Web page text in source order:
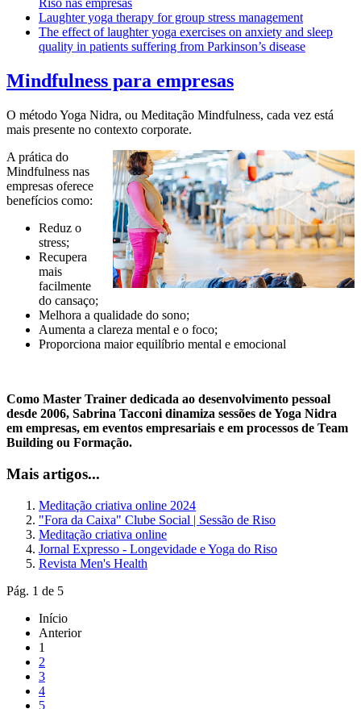
Riso nas empresas
Laughter yoga therapy for group stress management
The effect of laughter yoga exercises on anxiety and sleep
quality in patients suffering from Parkinson’s disease
Mindfulness para empresas
O método Yoga Nidra, ou Meditação Mindfulness, cada vez está
mais presente no contexto corporate.
A prática do
Mindfulness nas
empresas oferece
benefícios como:
Reduz o
stress;
Recupera
mais
facilmente
do cansaço;
Melhora a qualidade do sono;
Aumenta a clareza mental e o foco;
Proporciona maior equilíbrio mental e emocional
Como Master Trainer dedicada ao desenvolvimento pessoal
desde 2006, Sabrina Tacconi dinamiza sessões de Yoga Nidra
em empresas, em eventos empresariais e em processos de Team
Building ou Formação.
Mais artigos...
Meditação criativa online 2024
"Fora da Caixa" Clube Social | Sessão de Riso
Meditação criativa online
Jornal Expresso - Longevidade e Yoga do Riso
Revista Men's Health
Pág. 1 de 5
Início
Anterior
1
2
3
4
5